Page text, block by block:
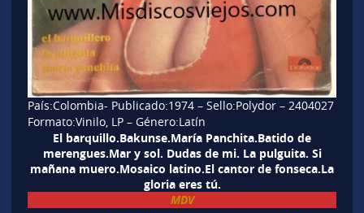
País:Colombia- Publicado:1974 – Sello:Polydor – 2404027
Formato:Vinilo, LP – Género:Latín
El barquillo.Bakunse.María Panchita.Batido de
merengues.Mar y sol. Dudas de mi. La pulguita. Si
mañana muero.Mosaico latino.El cantor de fonseca.La
gloria eres tú.
MDV